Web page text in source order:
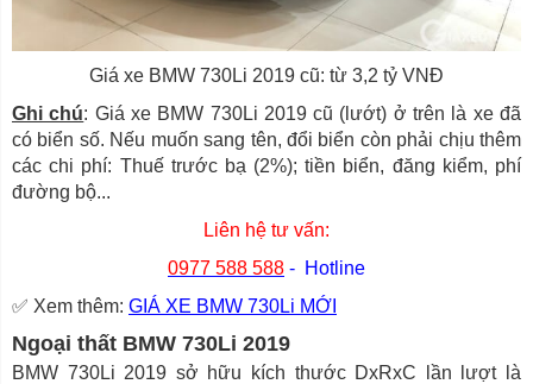
Giá xe BMW 730Li 2019 cũ: từ 3,2 tỷ VNĐ
Ghi chú: Giá xe BMW 730Li 2019 cũ (lướt) ở trên là xe đã
có biển số. Nếu muốn sang tên, đổi biển còn phải chịu thêm
các chi phí: Thuế trước bạ (2%); tiền biển, đăng kiểm, phí
đường bộ...
Liên hệ tư vấn:
0977 588 588 - Hotline
✅ Xem thêm: GIÁ XE BMW 730Li MỚI
Ngoại thất BMW 730Li 2019
BMW 730Li 2019 sở hữu kích thước DxRxC lần lượt là